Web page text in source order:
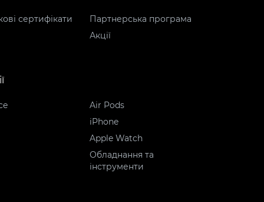
сертифікати
Партнерська програма
Акції
Air Pods
iPhone
Apple Watch
Обладнання та
інструменти